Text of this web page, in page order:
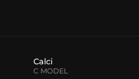
Calci
C MODEL